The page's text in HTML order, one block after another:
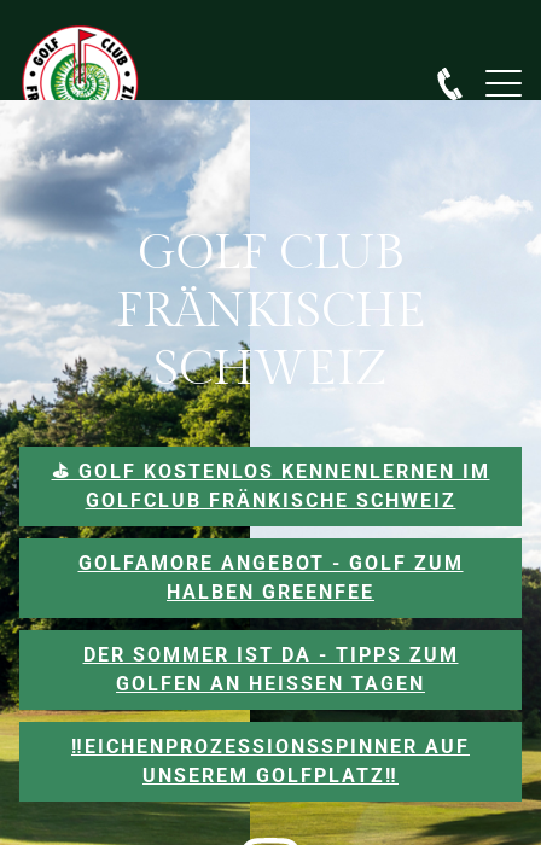
GOLF CLUB
FRÄNKISCHE
SCHWEIZ
⛳️ GOLF KOSTENLOS KENNENLERNEN IM
GOLFCLUB FRÄNKISCHE SCHWEIZ
GOLFAMORE ANGEBOT - GOLF ZUM
HALBEN GREENFEE
DER SOMMER IST DA - TIPPS ZUM
GOLFEN AN HEISSEN TAGEN
‼️EICHENPROZESSIONSSPINNER AUF
UNSEREM GOLFPLATZ‼️